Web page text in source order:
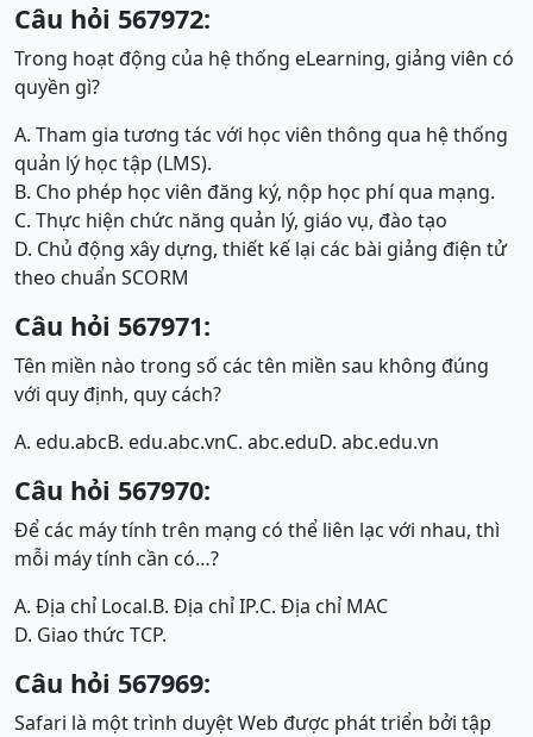
Câu hỏi 567972:
Trong hoạt động của hệ thống eLearning, giảng viên có
quyền gì?
A. Tham gia tương tác với học viên thông qua hệ thống
quản lý học tập (LMS).
B. Cho phép học viên đăng ký, nộp học phí qua mạng.
C. Thực hiện chức năng quản lý, giáo vụ, đào tạo
D. Chủ động xây dựng, thiết kế lại các bài giảng điện tử
theo chuẩn SCORM
Câu hỏi 567971:
Tên miền nào trong số các tên miền sau không đúng
với quy định, quy cách?
A. edu.abcB. edu.abc.vnC. abc.eduD. abc.edu.vn
Câu hỏi 567970:
Để các máy tính trên mạng có thể liên lạc với nhau, thì
mỗi máy tính cần có…?
A. Địa chỉ Local.B. Địa chỉ IP.C. Địa chỉ MAC
D. Giao thức TCP.
Câu hỏi 567969:
Safari là một trình duyệt Web được phát triển bởi tập